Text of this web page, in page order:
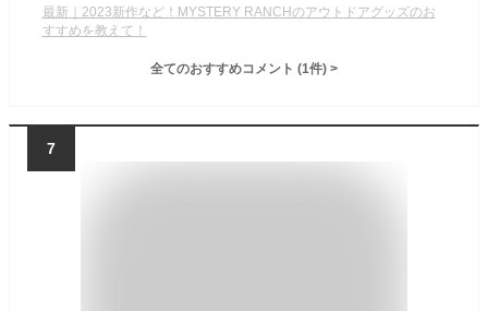
最新｜2023新作など！MYSTERY RANCHのアウトドアグッズのお
すすめを教えて！
全てのおすすめコメント (1件) >
7